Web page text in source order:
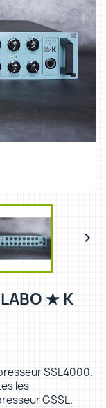

★ K
SSL4000.
les
GSSL.